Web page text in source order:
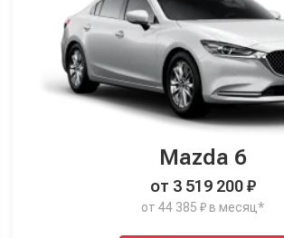
Mazda 6
от 3 519 200 ₽
от 44 385 ₽ в месяц*